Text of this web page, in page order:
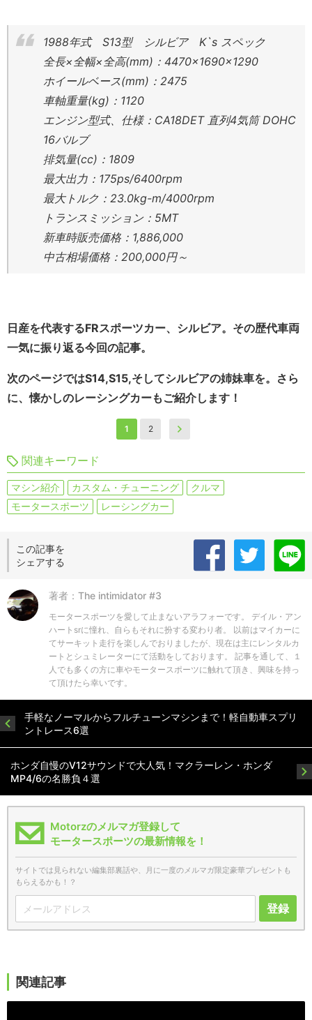
1988年式 S13型 シルビア K`s スペック
全長×全幅×全高(mm)：4470×1690×1290
ホイールベース(mm)：2475
車軸重量(kg)：1120
エンジン型式、仕様：CA18DET 直列4気筒 DOHC
16バルブ
排気量(cc)：1809
最大出力：175ps/6400rpm
最大トルク：23.0kg-m/4000rpm
トランスミッション：5MT
新車時販売価格：1,886,000
中古相場価格：200,000円～
日産を代表するFRスポーツカー、シルビア。その歴代車両
一気に振り返る今回の記事。
次のページではS14,S15,そしてシルビアの姉妹車を。さら
に、懐かしのレーシングカーもご紹介します！
1 2
関連キーワード
マシン紹介 カスタム・チューニング
クルマ
モータースポーツ
レーシングカー
この記事を
シェアする
著者：The intimidator #3
モータースポーツを愛して止まないアラフォーです。 デイル・アン
ハートsrに憧れ、自らもそれに扮する変わり者。 以前はマイカーに
てサーキット走行を楽しんでおりましたが、現在は主にレンタルカ
ートとシュミレーターにて活動をしております。 記事を通して、１
人でも多くの方に車やモータースポーツに触れて頂き、興味を持っ
て頂けたら幸いです。
手軽なノーマルからフルチューンマシンまで！軽自動車スプリ
ントレース6選
ホンダ自慢のV12サウンドで大人気！マクラーレン・ホンダ
MP4/6の名勝負４選
Motorzのメルマガ登録して
モータースポーツの最新情報を！
サイトでは見られない編集部裏話や、月に一度のメルマガ限定豪華プレゼントも
もらえるかも！？
登録
関連記事